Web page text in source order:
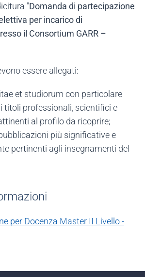
"Domanda di partecipazione
per incarico di
il Consortium GARR –
essere allegati:
et studiorum con particolare
titoli professionali, scientifici e
al profilo da ricoprire;
più significative e
pertinenti agli insegnamenti del
per Docenza Master II Livello -